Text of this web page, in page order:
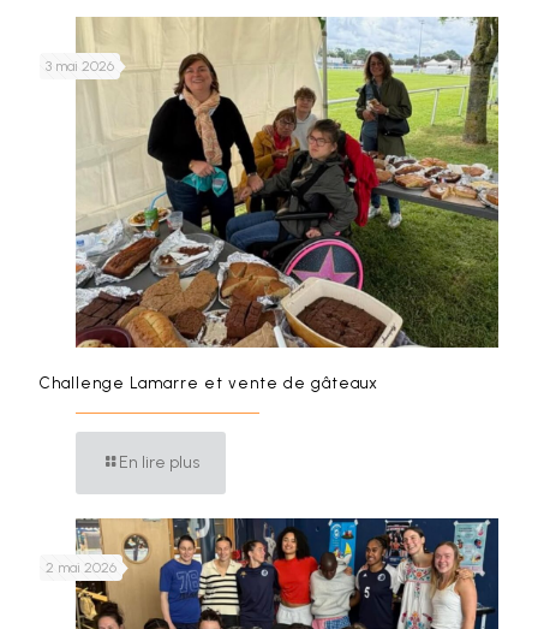
3 mai 2026
Challenge Lamarre et vente de gâteaux
En lire plus
2 mai 2026